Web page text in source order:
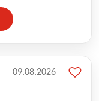
09.08.2026